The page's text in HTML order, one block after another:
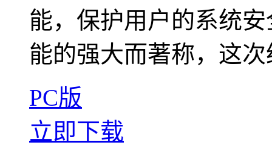
能，保护用户的系统
能的强大而著称，这
PC版
立即下载